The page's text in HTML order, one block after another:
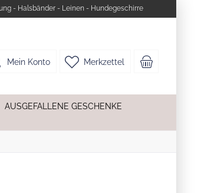
- Halsbänder - Leinen - Hundegeschirre
Merkzettel
Mein Konto
AUSGEFALLENE GESCHENKE